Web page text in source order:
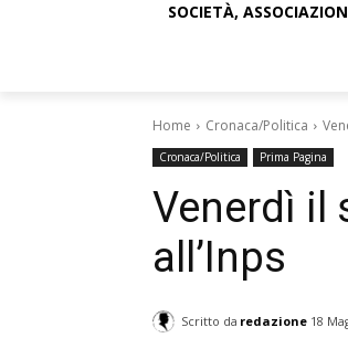
SOCIETÀ,
Home Cronaca/Politica
Cronaca/Politica Prima Pagina
Venerdì il
all’Inps
Scritto da redazione 18